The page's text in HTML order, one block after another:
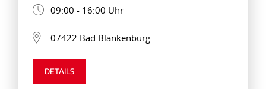
09:00 - 16:00 Uhr
07422 Bad Blankenburg
DETAILS